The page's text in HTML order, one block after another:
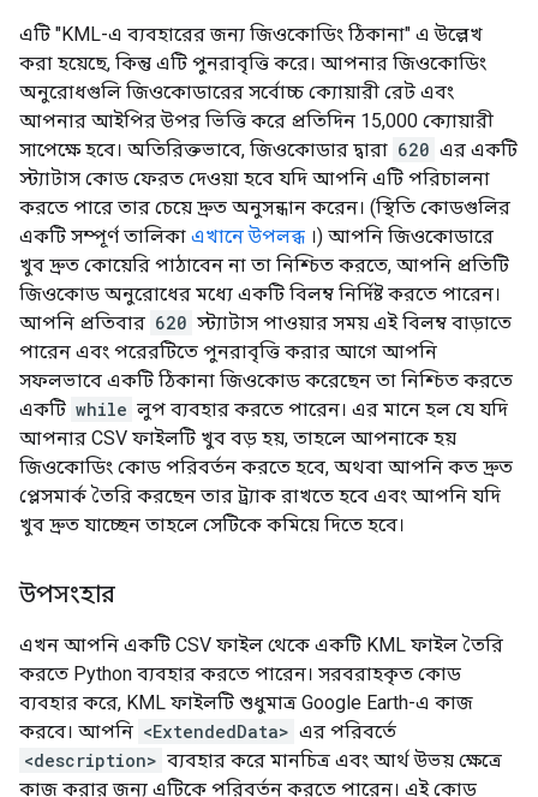
এটি "KML-এ ব্যবহারের জন্য জিওকোডিং ঠিকানা" এ উল্লেখ
করা হয়েছে, কিন্তু এটি পুনরাবৃত্তি করে। আপনার জিওকোডিং
অনুরোধগুলি জিওকোডারের সর্বোচ্চ ক্যোয়ারী রেট এবং
আপনার আইপির উপর ভিত্তি করে প্রতিদিন 15,000 ক্যোয়ারী
সাপেক্ষে হবে। অতিরিক্তভাবে, জিওকোডার দ্বারা 620 এর একটি
স্ট্যাটাস কোড ফেরত দেওয়া হবে যদি আপনি এটি পরিচালনা
করতে পারে তার চেয়ে দ্রুত অনুসন্ধান করেন। (স্থিতি কোডগুলির
একটি সম্পূর্ণ তালিকা এখানে উপলব্ধ ।) আপনি জিওকোডারে
খুব দ্রুত কোয়েরি পাঠাবেন না তা নিশ্চিত করতে, আপনি প্রতিটি
জিওকোড অনুরোধের মধ্যে একটি বিলম্ব নির্দিষ্ট করতে পারেন।
আপনি প্রতিবার 620 স্ট্যাটাস পাওয়ার সময় এই বিলম্ব বাড়াতে
পারেন এবং পরেরটিতে পুনরাবৃত্তি করার আগে আপনি
সফলভাবে একটি ঠিকানা জিওকোড করেছেন তা নিশ্চিত করতে
একটি while লুপ ব্যবহার করতে পারেন। এর মানে হল যে যদি
আপনার CSV ফাইলটি খুব বড় হয়, তাহলে আপনাকে হয়
জিওকোডিং কোড পরিবর্তন করতে হবে, অথবা আপনি কত দ্রুত
প্লেসমার্ক তৈরি করছেন তার ট্র্যাক রাখতে হবে এবং আপনি যদি
খুব দ্রুত যাচ্ছেন তাহলে সেটিকে কমিয়ে দিতে হবে।
উপসংহার
এখন আপনি একটি CSV ফাইল থেকে একটি KML ফাইল তৈরি
করতে Python ব্যবহার করতে পারেন। সরবরাহকৃত কোড
ব্যবহার করে, KML ফাইলটি শুধুমাত্র Google Earth-এ কাজ
করবে। আপনি <ExtendedData> এর পরিবর্তে
<description> ব্যবহার করে মানচিত্র এবং আর্থ উভয় ক্ষেত্রে
কাজ করার জন্য এটিকে পরিবর্তন করতে পারেন। এই কোড